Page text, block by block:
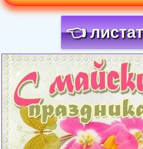
👈
Загрузка